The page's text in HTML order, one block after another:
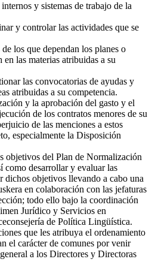
y sistemas de trabajo de la
y controlar las actividades que se
los que dependan los planes o
en las materias atribuidas a su
las convocatorias de ayudas y
atribuidas a su competencia.
y la aprobación del gasto y el
de los contratos menores de su
de las menciones a estos
especialmente la Disposición
objetivos del Plan de Normalización
como desarrollar y evaluar las
dichos objetivos llevando a cabo una
en colaboración con las jefaturas
todo ello bajo la coordinación
Jurídico y Servicios en
de Política Lingüística.
que les atribuya el ordenamiento
el carácter de comunes por venir
a los Directores y Directoras